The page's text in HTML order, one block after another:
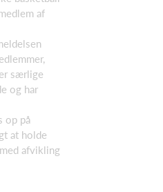
af
særlige
og har
op på
at holde
afvikling